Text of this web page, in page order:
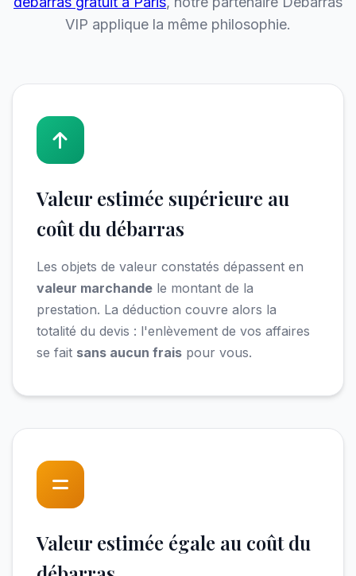
VIP applique la même philosophie.
Valeur estimée supérieure au
coût du débarras
Les objets de valeur constatés dépassent en
valeur marchande le montant de la
prestation. La déduction couvre alors la
totalité du devis : l'enlèvement de vos affaires
se fait sans aucun frais pour vous.
Valeur estimée égale au coût du